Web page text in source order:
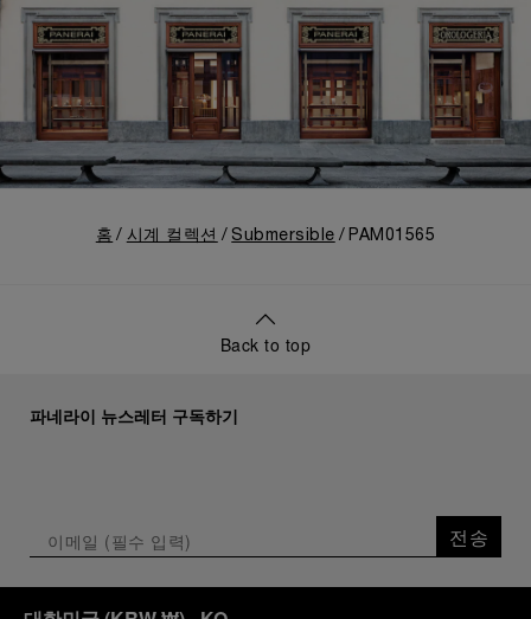
홈 시계 컬렉션 Submersible PAM01565
Back to top
파네라이 뉴스레터 구독하기
전송